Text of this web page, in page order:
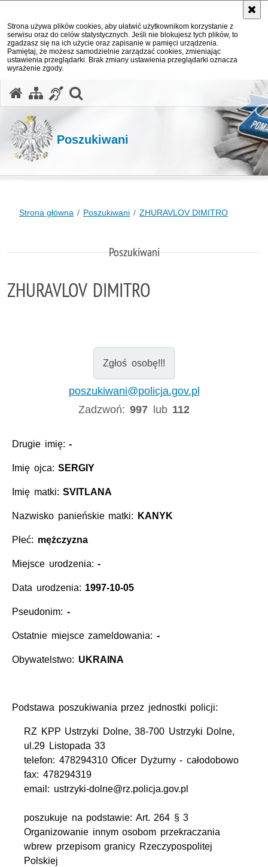
Strona używa plików cookies, aby ułatwić użytkownikom korzystanie z
serwisu oraz do celów statystycznych. Jeśli nie blokujesz tych plików, to
zgadzasz się na ich użycie oraz zapisanie w pamięci urządzenia.
Pamiętaj, że możesz samodzielnie zarządzać cookies, zmieniając
ustawienia przeglądarki. Brak zmiany ustawienia przeglądarki oznacza
wyrażenie zgody.
Poszukiwani
Strona główna Poszukiwani ZHURAVLOV DIMITRO
Poszukiwani
ZHURAVLOV DIMITRO
Zgłoś osobę!!!
poszukiwani@policja.gov.pl
Zadzwoń:997 lub 112
Drugie imię:-
Imię ojca:SERGIY
Imię matki:SVITLANA
Nazwisko panieńskie matki: KANYK
Płeć: mężczyzna
Miejsce urodzenia:-
Data urodzenia: 1997-10-05
Pseudonim: -
Ostatnie miejsce zameldowania: -
Obywatelstwo: UKRAINA
Podstawa poszukiwania przez jednostki policji:
RZ KPP Ustrzyki Dolne, 38-700 Ustrzyki Dolne,
ul.29 Listopada 33
telefon: 478294310 Oficer Dyżurny - całodobowo
fax: 478294319
email: ustrzyki-dolne@rz.policja.gov.pl
poszukuje na podstawie: Art. 264 § 3
Organizowanie innym osobom przekraczania
wbrew przepisom granicy Rzeczypospolitej
Polskiej